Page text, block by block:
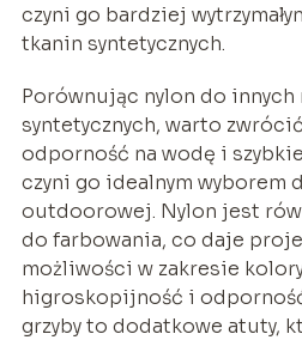
czyni go bardziej
tkanin syntetycznych.
Porównując nylon do innych
syntetycznych, warto
odporność na wodę i
czyni go idealnym wyborem
outdoorowej. Nylon jest
do farbowania, co daje
możliwości w zakresie
higroskopijność i
grzyby to dodatkowe atuty,